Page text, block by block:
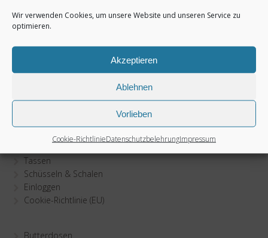
Wir verwenden Cookies, um unsere Website und unseren Service zu
optimieren.
Akzeptieren
Ablehnen
Vorlieben
Cookie-RichtlinieDatenschutzbelehrungImpressum
Armband – retro
Kette mit weißen
zzgl.Versandkosten
Tassen
Schüsseln & Schalen
Einloggen
Cookie-Richtlinie (EU)
Butterdosen